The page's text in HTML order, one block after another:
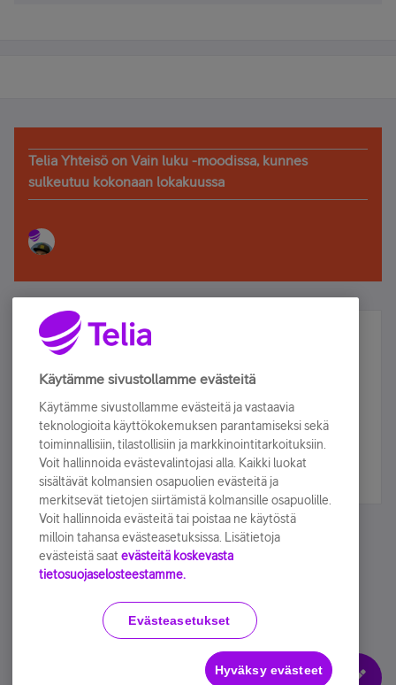
Telia Yhteisö on Vain luku -moodissa, kunnes
sulkeutuu kokonaan lokakuussa
Älä jää paitsi – osallistu ja voita!
Tilaa Telian uutiskirje ja olet mukana arvonnassa.
sähköpostiisi.
Tilaa nyt
Käyttöehdot Accessibility statement
Evästeasetukset
Käytämme sivustollamme evästeitä
Käytämme sivustollamme evästeitä ja vastaavia
teknologioita käyttökokemuksen parantamiseksi sekä
toiminnallisiin, tilastollisiin ja markkinointitarkoituksiin.
Voit hallinnoida evästevalintojasi alla. Kaikki luokat
sisältävät kolmansien osapuolien evästeitä ja
merkitsevät tietojen siirtämistä kolmansille osapuolille.
Voit hallinnoida evästeitä tai poistaa ne käytöstä
milloin tahansa evästeasetuksissa. Lisätietoja
evästeistä saat evästeitä koskevasta
tietosuojaselosteestamme.
Evästeasetukset
Hyväksy evästeet